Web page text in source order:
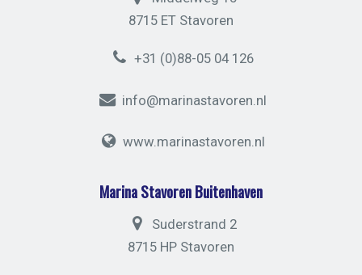
8715 ET Stavoren
+31 (0)88-05 04 126
info@marinastavoren.nl
www.marinastavoren.nl
Marina Stavoren Buitenhaven
Suderstrand 2
8715 HP Stavoren